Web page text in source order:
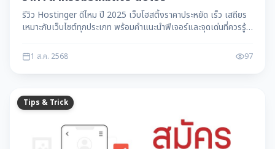
รีวิว Hostinger ดีไหม ปี 2025 เว็บโฮสติ้งราคาประหยัด เร็ว เสถียร
เหมาะกับเว็บไซต์ทุกประเภท พร้อมคำแนะนำฟีเจอร์และจุดเด่นที่ควรรู้
1 ส.ค. 2568 97
Tips & Trick